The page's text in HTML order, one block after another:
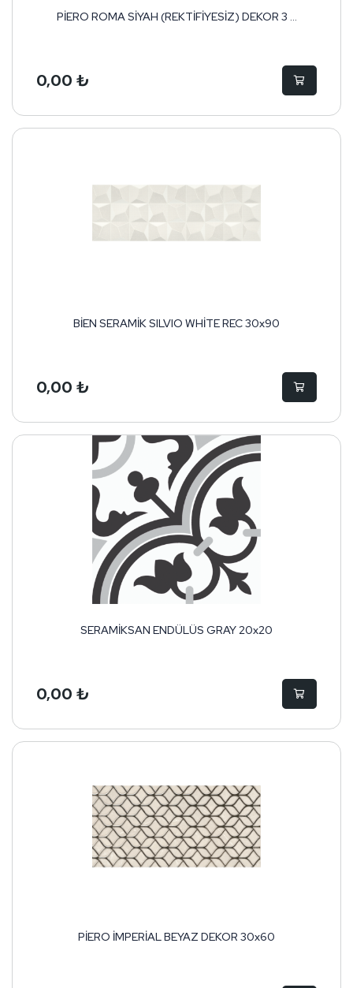
PİERO ROMA SİYAH (REKTİFİYESİZ) DEKOR 3 ...
0,00 ₺
BİEN SERAMİK SILVIO WHİTE REC 30x90
0,00 ₺
SERAMİKSAN ENDÜLÜS GRAY 20x20
0,00 ₺
PİERO İMPERİAL BEYAZ DEKOR 30x60